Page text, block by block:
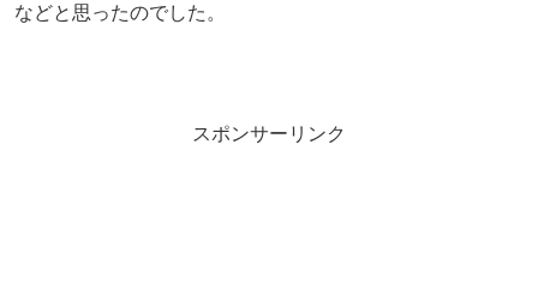
などと思ったのでした。
スポンサーリンク